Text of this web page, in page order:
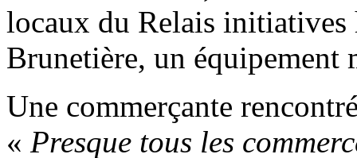
locaux du Relais initiatives
Brunetière, un équipement
Une commerçante
« Presque tous les